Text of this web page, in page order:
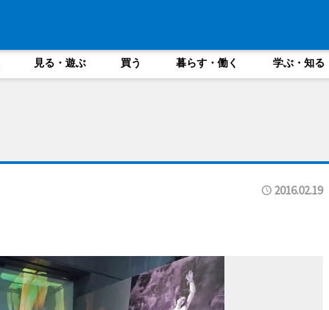
見る・遊ぶ 買う 暮らす・働く 学ぶ・知る
2016.02.19